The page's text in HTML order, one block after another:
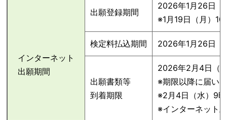
インターネット
出願期間
出願登録期間
2026年1月26日（
※1月19日（月）
検定料払込期間 2026年1月26日（
出願書類等
到着期限
2026年2月4日（
※期限以降に届い
※2月4日（水）9
※インターネット